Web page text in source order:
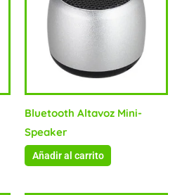
Bluetooth Altavoz Mini-
Speaker
Añadir al carrito